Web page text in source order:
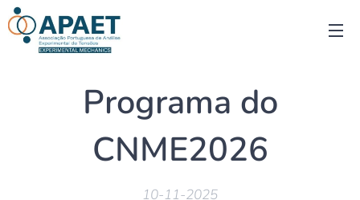
Programa do
CNME2026
10-11-2025